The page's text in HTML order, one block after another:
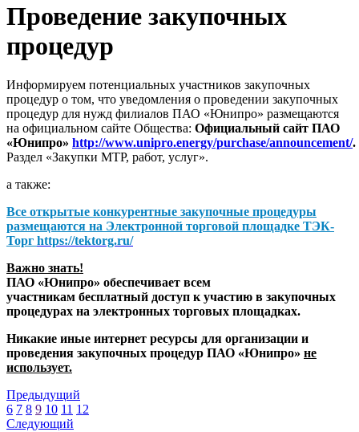
Проведение закупочных
процедур
Информируем потенциальных участников закупочных
процедур о том, что уведомления о проведении закупочных
процедур для нужд филиалов ПАО «Юнипро» размещаются
на официальном сайте Общества: Официальный сайт ПАО
«Юнипро» http://www.unipro.energy/purchase/announcement/.
Раздел «Закупки МТР, работ, услуг».
а также:
Все открытые конкурентные закупочные процедуры
размещаются на Электронной торговой площадке ТЭК-
Торг https://tektorg.ru/
Важно знать!
ПАО «Юнипро» обеспечивает всем
участникам бесплатный доступ к участию в закупочных
процедурах на электронных торговых площадках.
Никакие иные интернет ресурсы для организации и
проведения закупочных процедур ПАО «Юнипро» не
использует.
Предыдущий
6 7 8 9 10 11 12
Следующий